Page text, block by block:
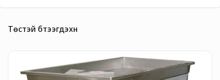
Төстэй бүтээгдэхүүн